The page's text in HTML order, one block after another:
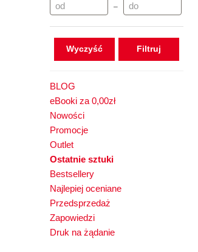
–
Wyczyść
BLOG
eBooki za 0,00zł
Nowości
Promocje
Outlet
Ostatnie sztuki
Bestsellery
Najlepiej oceniane
Przedsprzedaż
Zapowiedzi
Druk na żądanie